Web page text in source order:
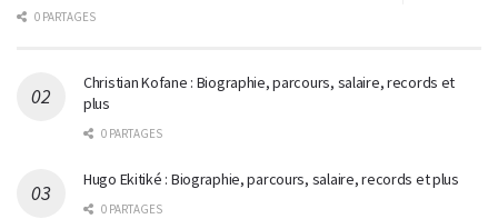
0 PARTAGES
Christian Kofane : Biographie, parcours, salaire, records et
plus
0 PARTAGES
Hugo Ekitiké : Biographie, parcours, salaire, records et plus
0 PARTAGES